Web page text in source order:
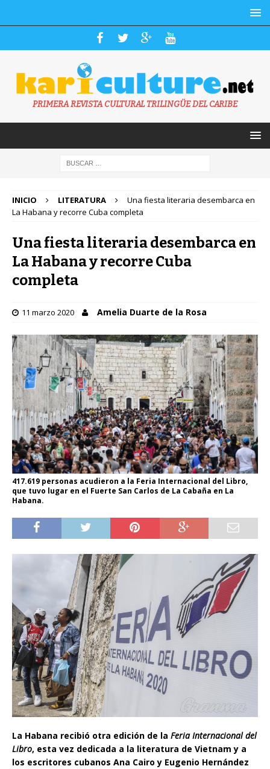
PRIMERA REVISTA CULTURAL TRILINGÜE DEL CARIBE
INICIO LITERATURA
Una fiesta literaria desembarca en
La Habana y recorre Cuba completa
Una fiesta literaria desembarca en
La Habana y recorre Cuba
completa
11 marzo 2020 Amelia Duarte de la Rosa
417.619 personas acudieron a la Feria Internacional del Libro,
que tuvo lugar en el Fuerte San Carlos de La Cabaña en La
Habana.
La Habana recibió otra edición de la Feria Internacional del
Libro, esta vez dedicada a la literatura de Vietnam y a
los escritores cubanos Ana Cairo y Eugenio Hernández